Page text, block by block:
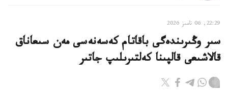
22:29, 06 تامىز 2026
سىر وڭىرىندەگى باقاتام كەسەنەسى مەن سىعاناق
قالاشىعى قالپىنا كەلتىرىلىپ جاتىر